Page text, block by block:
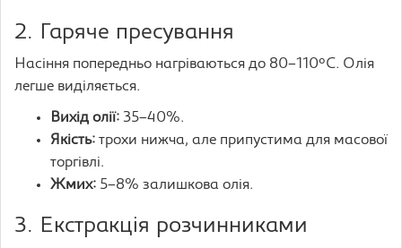
2. Гаряче пресування
Насіння попередньо нагріваються до 80–110°C. Олія
легше виділяється.
Вихід олії: 35–40%.
Якість: трохи нижча, але припустима для масової
торгівлі.
Жмих: 5–8% залишкова олія.
3. Екстракція розчинниками